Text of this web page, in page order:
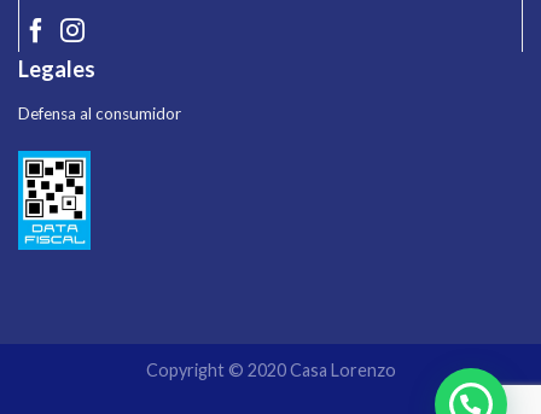
Legales
Defensa al consumidor
Copyright © 2020 Casa Lorenzo